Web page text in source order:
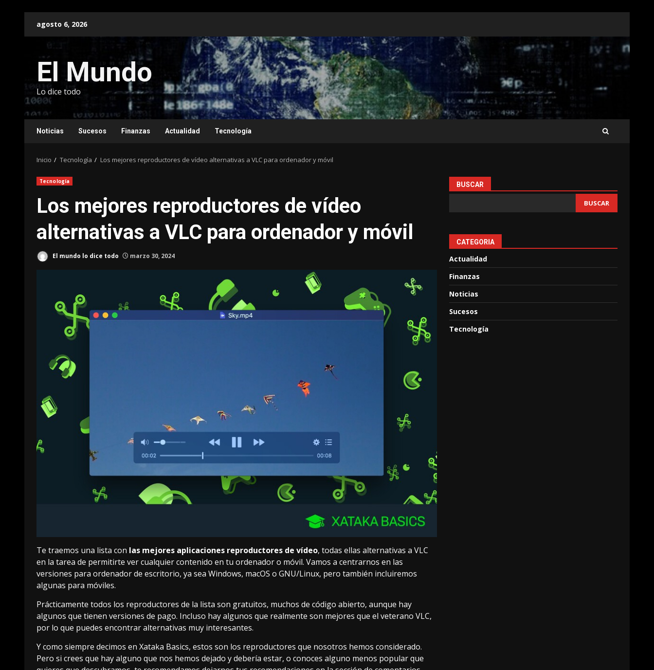
agosto 6, 2026
El Mundo
Lo dice todo
Noticias Sucesos Finanzas Actualidad Tecnología
Inicio Tecnología Los mejores reproductores de vídeo alternativas a VLC para ordenador y móvil
Tecnología
Los mejores reproductores de vídeo
alternativas a VLC para ordenador y móvil
El mundo lo dice todo marzo 30, 2024
Te traemos una lista con las mejores aplicaciones reproductores de vídeo, todas ellas alternativas a VLC
en la tarea de permitirte ver cualquier contenido en tu ordenador o móvil. Vamos a centrarnos en las
versiones para ordenador de escritorio, ya sea Windows, macOS o GNU/Linux, pero también incluiremos
algunas para móviles.
Prácticamente todos los reproductores de la lista son gratuitos, muchos de código abierto, aunque hay
algunos que tienen versiones de pago. Incluso hay algunos que realmente son mejores que el veterano VLC,
por lo que puedes encontrar alternativas muy interesantes.
Y como siempre decimos en Xataka Basics, estos son los reproductores que nosotros hemos considerado.
Pero si crees que hay alguno que nos hemos dejado y debería estar, o conoces alguno menos popular que
BUSCAR
BUSCAR
CATEGORIA
Actualidad
Finanzas
Noticias
Sucesos
Tecnología